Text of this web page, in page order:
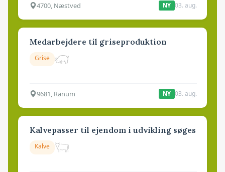
4700, Næstved NY 03. aug.
Medarbejdere til griseproduktion
Grise
9681, Ranum NY 03. aug.
Kalvepasser til ejendom i udvikling søges
Kalve